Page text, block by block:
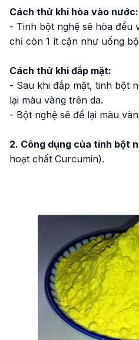
Cách thử khi hòa vào nước:
- Tinh bột nghệ sẽ hòa đều
chỉ còn 1 ít cặn như uống
Cách thử khi đắp mặt:
- Sau khi đắp mặt, tinh bột
lại màu vàng trên da.
- Bột nghệ sẽ để lại màu
2. Công dụng của tinh bột
hoạt chất Curcumin).